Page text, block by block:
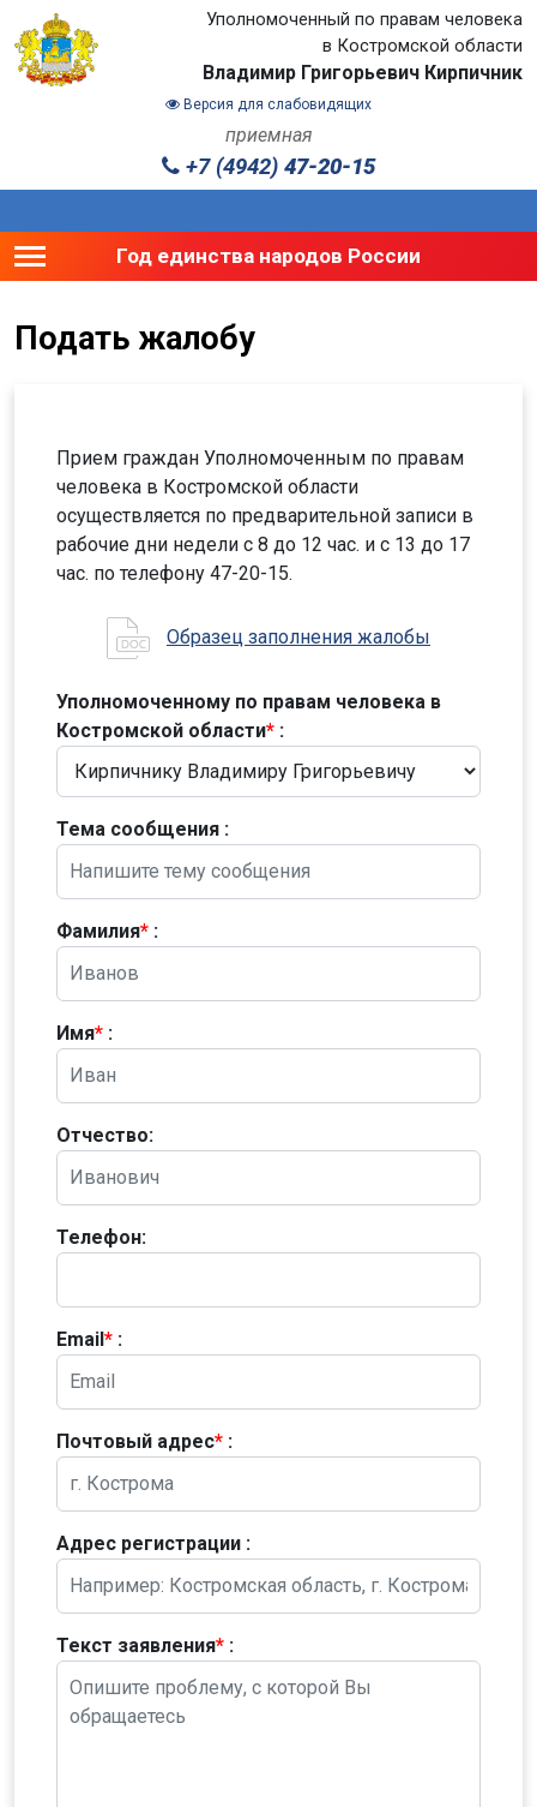
Уполномоченный по правам человека
в Костромской области
Владимир Григорьевич Кирпичник
Версия для слабовидящих
приемная
+7 (4942) 47-20-15
Toggle main menu visibility
Год единства народов России
Подать жалобу
Прием граждан Уполномоченным по правам
человека в Костромской области
осуществляется по предварительной записи в
рабочие дни недели с 8 до 12 час. и с 13 до 17
час. по телефону 47-20-15.
Образец заполнения жалобы
Уполномоченному по правам человека в
Костромской области* :
Тема сообщения :
Фамилия* :
Имя* :
Отчество:
Телефон:
Email* :
Почтовый адрес* :
Адрес регистрации :
Текст заявления* :